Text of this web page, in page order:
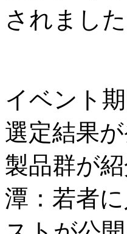
されました
イベント
選定結果
製品群が
潭：若者